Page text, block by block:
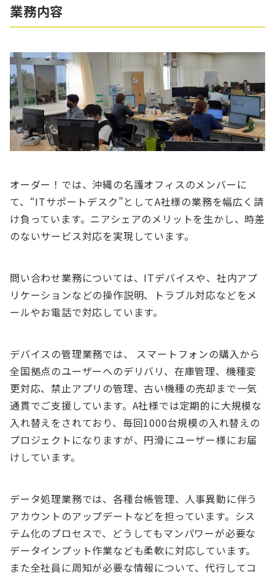
業務内容
オーダー！では、沖縄の名護オフィスのメンバーに
て、“ITサポートデスク”としてA社様の業務を幅広く請
け負っています。ニアシェアのメリットを生かし、時差
のないサービス対応を実現しています。
問い合わせ業務については、ITデバイスや、社内アプ
リケーションなどの操作説明、トラブル対応などをメ
ールやお電話で対応しています。
デバイスの管理業務では、 スマートフォンの購入から
全国拠点のユーザーへのデリバリ、在庫管理、機種変
更対応、禁止アプリの管理、古い機種の売却まで一気
通貫でご支援しています。A社様では定期的に大規模な
入れ替えをされており、毎回1000台規模の入れ替えの
プロジェクトになりますが、円滑にユーザー様にお届
けしています。
データ処理業務では、各種台帳管理、人事異動に伴う
アカウントのアップデートなどを担っています。シス
テム化のプロセスで、どうしてもマンパワーが必要な
データインプット作業なども柔軟に対応しています。
また全社員に周知が必要な情報について、代行してコ